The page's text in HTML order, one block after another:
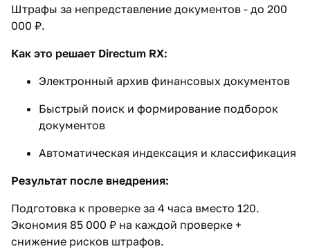
Штрафы за непредставление документов - до 200
000 ₽.
Как это решает Directum RX:
Электронный архив финансовых документов
Быстрый поиск и формирование подборок
документов
Автоматическая индексация и классификация
Результат после внедрения:
Подготовка к проверке за 4 часа вместо 120.
Экономия 85 000 ₽ на каждой проверке +
снижение рисков штрафов.